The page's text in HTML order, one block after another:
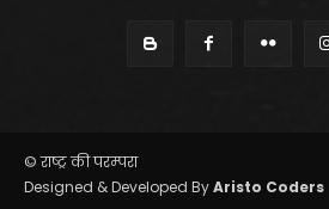
© राष्ट्र की परम्परा
Designed & Developed ByAristo Coders